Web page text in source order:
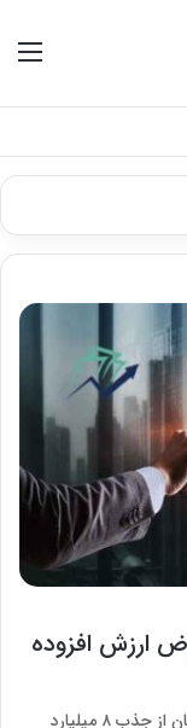
ارزش افزوده
سرپرست مرکز رشد پارک علم و فناوری استان زنجان از جذب ۸ میلیارد